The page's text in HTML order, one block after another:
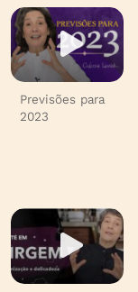
Previsões para
2023